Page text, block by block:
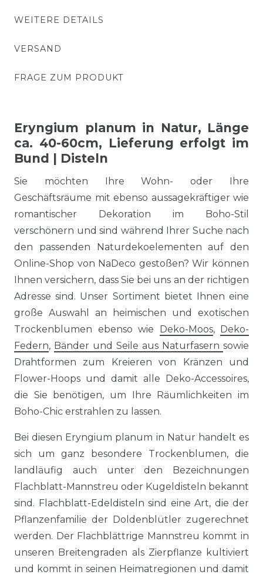
WEITERE DETAILS
VERSAND
FRAGE ZUM PRODUKT
Eryngium planum in Natur, Länge
ca. 40-60cm, Lieferung erfolgt im
Bund | Disteln
Sie möchten Ihre Wohn- oder Ihre
Geschäftsräume mit ebenso aussagekräftiger wie
romantischer Dekoration im Boho-Stil
verschönern und sind während Ihrer Suche nach
den passenden Naturdekoelementen auf den
Online-Shop von NaDeco gestoßen? Wir können
Ihnen versichern, dass Sie bei uns an der richtigen
Adresse sind. Unser Sortiment bietet Ihnen eine
große Auswahl an heimischen und exotischen
Trockenblumen ebenso wie Deko-Moos, Deko-
Federn, Bänder und Seile aus Naturfasern sowie
Drahtformen zum Kreieren von Kränzen und
Flower-Hoops und damit alle Deko-Accessoires,
die Sie benötigen, um Ihre Räumlichkeiten im
Boho-Chic erstrahlen zu lassen.
Bei diesen Eryngium planum in Natur handelt es
sich um ganz besondere Trockenblumen, die
landläufig auch unter den Bezeichnungen
Flachblatt-Mannstreu oder Kugeldisteln bekannt
sind. Flachblatt-Edeldisteln sind eine Art, die der
Pflanzenfamilie der Doldenblütler zugerechnet
werden. Der Flachblättrige Mannstreu kommt in
unseren Breitengraden als Zierpflanze kultiviert
und kommt in seinen Heimatregionen und damit